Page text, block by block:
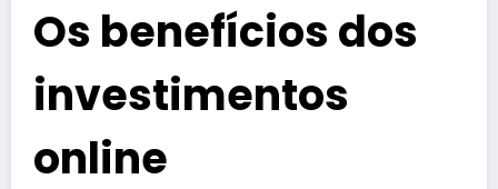
Os benefícios dos
investimentos
online